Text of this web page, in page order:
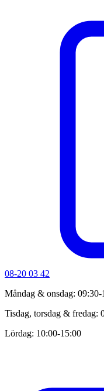
08-20 03 42
Måndag & onsdag: 09:30-
Tisdag, torsdag & fredag:
Lördag: 10:00-15:00